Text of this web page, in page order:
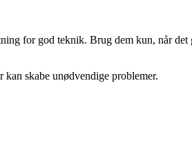
for god teknik. Brug dem kun, når
skabe unødvendige problemer.